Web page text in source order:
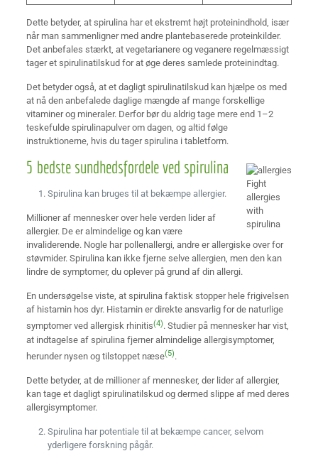
Dette betyder, at spirulina har et ekstremt højt proteinindhold, især
når man sammenligner med andre plantebaserede proteinkilder.
Det anbefales stærkt, at vegetarianere og veganere regelmæssigt
tager et spirulinatilskud for at øge deres samlede proteinindtag.
Det betyder også, at et dagligt spirulinatilskud kan hjælpe os med
at nå den anbefalede daglige mængde af mange forskellige
vitaminer og mineraler. Derfor bør du aldrig tage mere end 1–2
teskefulde spirulinapulver om dagen, og altid følge
instruktionerne, hvis du tager spirulina i tabletform.
Fight
allergies
with
spirulina
5 bedste sundhedsfordele ved spirulina
Spirulina kan bruges til at bekæmpe allergier.
Millioner af mennesker over hele verden lider af
allergier. De er almindelige og kan være
invaliderende. Nogle har pollenallergi, andre er allergiske over for
støvmider. Spirulina kan ikke fjerne selve allergien, men den kan
lindre de symptomer, du oplever på grund af din allergi.
En undersøgelse viste, at spirulina faktisk stopper hele frigivelsen
af histamin hos dyr. Histamin er direkte ansvarlig for de naturlige
symptomer ved allergisk rhinitis(4). Studier på mennesker har vist,
at indtagelse af spirulina fjerner almindelige allergisymptomer,
herunder nysen og tilstoppet næse(5).
Dette betyder, at de millioner af mennesker, der lider af allergier,
kan tage et dagligt spirulinatilskud og dermed slippe af med deres
allergisymptomer.
Spirulina har potentiale til at bekæmpe cancer, selvom
yderligere forskning pågår.